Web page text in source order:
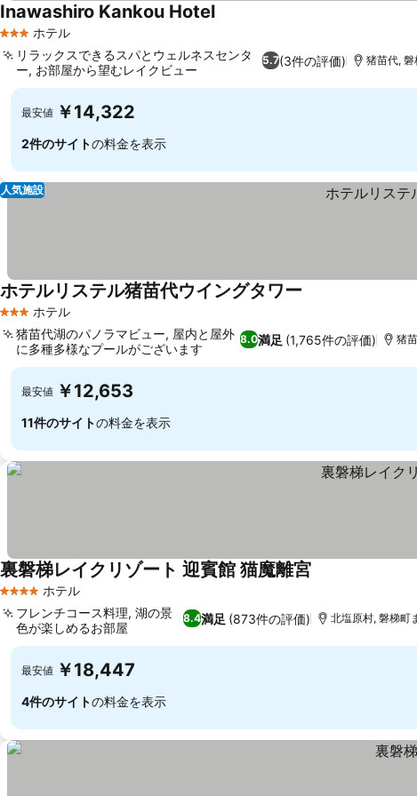
3 ホテルのランク
ホテル
Inawashiro Kankou Hotel料金を表示
5.7(3件の評価)
リラックスできるスパとウェルネスセンタ
ー, お部屋から望むレイクビュー
猪苗代,
最安値 ￥14,322
2件のサイトの料金を表示
人気施設
3 ホテルのランク
ホテル
ホテルリステル猪苗代ウイングタワー
8.0満足 (1,765件の評価)
猪苗代湖のパノラマビュー, 屋内と屋外
に多種多様なプールがございます
猪
最安値 ￥12,653
11件のサイトの料金を表示
4 ホテルのランク
ホテル
裏磐梯レイクリゾート 迎賓館 猫魔離宮
8.4満足 (873件の評価)
フレンチコース料理, 湖の景
色が楽しめるお部屋
北塩原村, 磐梯町
最安値 ￥18,447
4件のサイトの料金を表示